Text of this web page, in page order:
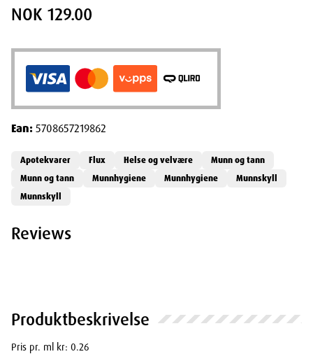
Produktbeskrivelse
Pris pr. ml kr: 0.26
NOK 129.00
Ean:5708657219862
Apotekvarer Flux Helse og velvære
Munn og tann
Munn og tann
Munnhygiene Munnhygiene
Munnskyll
Munnskyll
Reviews